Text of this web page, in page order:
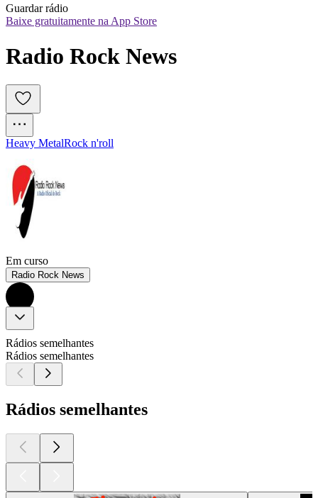
Guardar rádio
Baixe gratuitamente na App Store
Radio Rock News
Heavy MetalRock n'roll
Em curso
Radio Rock News
Rádios semelhantes
Rádios semelhantes
Rádios semelhantes